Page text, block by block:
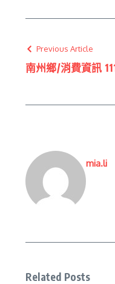
Previous Article
南州鄉/消費資訊
mia.li
Related Posts